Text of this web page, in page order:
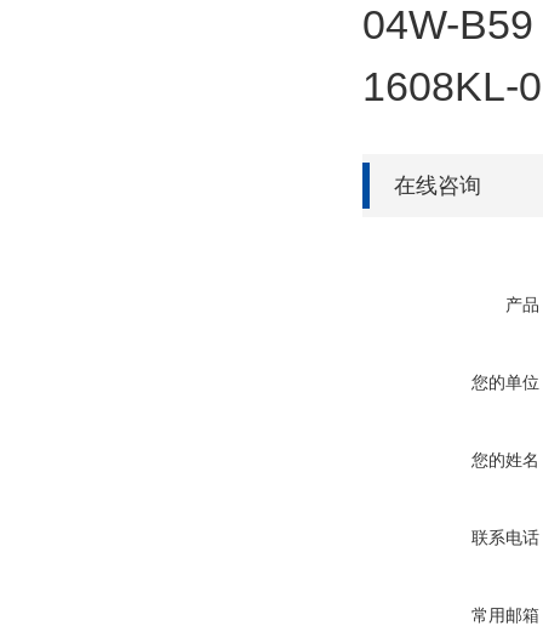
04W-
1608KL-
在线咨询
产品
您的单位
您的姓名
联系电话
常用邮箱